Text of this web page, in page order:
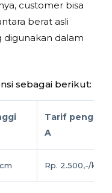
customer bisa
berat asli
digunakan dalam
sebagai berikut:
Tarif
A
Rp. 2.500,-/kg